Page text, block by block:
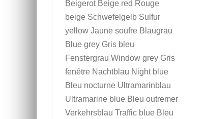
Beigerot Beige red Rouge
beige Schwefelgelb Sulfur
yellow Jaune soufre Blaugrau
Blue grey Gris bleu
Fenstergrau Window grey Gris
fenêtre Nachtblau Night blue
Bleu nocturne Ultramarinblau
Ultramarine blue Bleu outremer
Verkehrsblau Traffic blue Bleu